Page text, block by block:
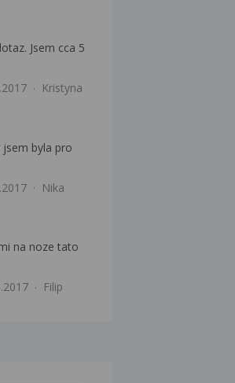
Jsem cca 5
Kristyna
byla pro
Nika
na noze tato
Filip